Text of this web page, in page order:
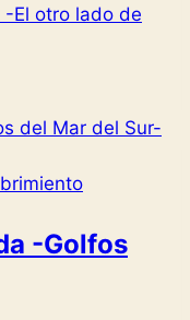
-El otro lado de
-Golfos